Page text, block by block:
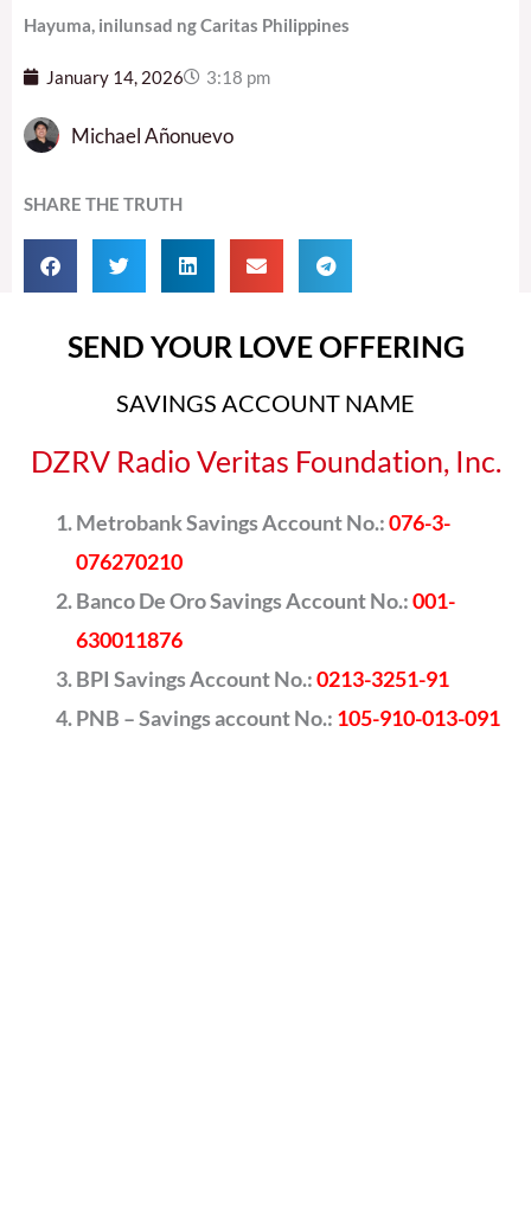
Hayuma, inilunsad ng Caritas Philippines
January 14, 2026 3:18 pm
Michael Añonuevo
SHARE THE TRUTH
SEND YOUR LOVE OFFERING
SAVINGS ACCOUNT NAME
DZRV Radio Veritas Foundation, Inc.
Metrobank Savings Account No.:076-3-
076270210
Banco De Oro Savings Account No.:001-
630011876
BPI Savings Account No.:0213-3251-91
PNB – Savings account No.: 105-910-013-091